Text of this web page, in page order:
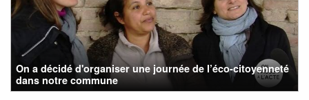
On a décidé d'organiser une journée de l’éco-citoyenneté
dans notre commune